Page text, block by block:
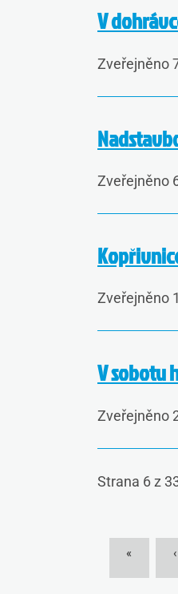
V
Zveřejněno
Zveřejněno
Zveřejněno
V sobotu
Zveřejněno
Strana 6 z
« ‹